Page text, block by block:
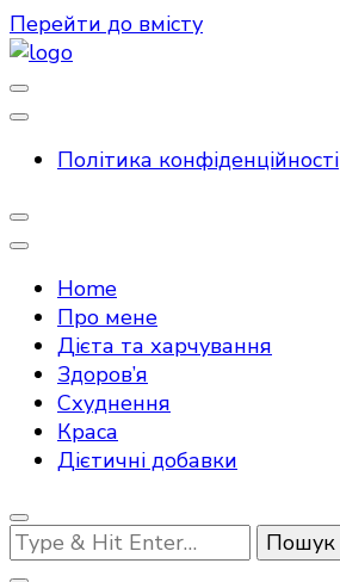
Перейти до вмісту
FITenerho
Політика конфіденційності
Home
Про мене
Дієта та харчування
Здоров’я
Схуднення
Краса
Дієтичні добавки
Шукаєте
щось?